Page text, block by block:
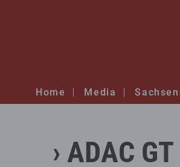
Home Media
ADAC GT